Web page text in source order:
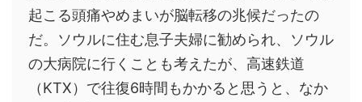
起こる頭痛やめまいが脳転移の兆候だったの
だ。ソウルに住む息子夫婦に勧められ、ソウル
の大病院に行くことも考えたが、高速鉄道
（KTX）で往復6時間もかかると思うと、なか